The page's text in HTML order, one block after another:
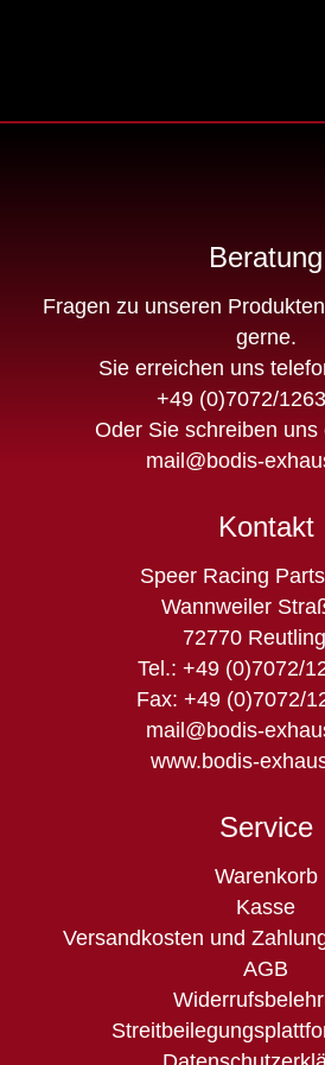
Beratung
Fragen zu unseren
gerne.
Sie erreichen uns
+49 (0)7072/
Oder Sie schreiben uns
mail@bodis-
Kontakt
Speer Racing
Wannweiler
72770
Tel.: +49 (0)7072/
Fax: +49 (0)7072/
mail@bodis-
www.bodis-
Service
Warenkorb
Kasse
Versandkosten und
AGB